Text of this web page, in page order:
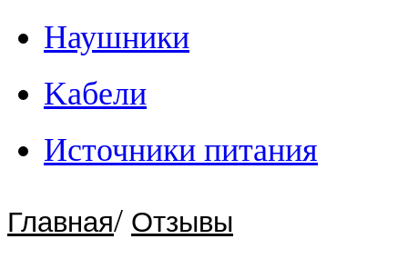
Наушники
Kабели
Источники питания
Главная/ Отзывы